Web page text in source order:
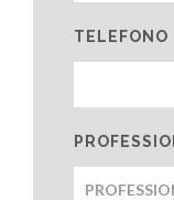
TELEFONO